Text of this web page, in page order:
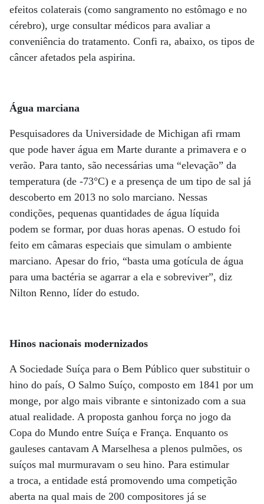
efeitos colaterais (como sangramento no estômago e no
cérebro), urge consultar médicos para avaliar a
conveniência do tratamento. Confi ra, abaixo, os tipos de
câncer afetados pela aspirina.
Água marciana
Pesquisadores da Universidade de Michigan afi rmam
que pode haver água em Marte durante a primavera e o
verão. Para tanto, são necessárias uma “elevação” da
temperatura (de -73°C) e a presença de um tipo de sal já
descoberto em 2013 no solo marciano. Nessas
condições, pequenas quantidades de água líquida
podem se formar, por duas horas apenas. O estudo foi
feito em câmaras especiais que simulam o ambiente
marciano. Apesar do frio, “basta uma gotícula de água
para uma bactéria se agarrar a ela e sobreviver”, diz
Nilton Renno, líder do estudo.
Hinos nacionais modernizados
A Sociedade Suíça para o Bem Público quer substituir o
hino do país, O Salmo Suíço, composto em 1841 por um
monge, por algo mais vibrante e sintonizado com a sua
atual realidade. A proposta ganhou força no jogo da
Copa do Mundo entre Suíça e França. Enquanto os
gauleses cantavam A Marselhesa a plenos pulmões, os
suíços mal murmuravam o seu hino. Para estimular
a troca, a entidade está promovendo uma competição
aberta na qual mais de 200 compositores já se